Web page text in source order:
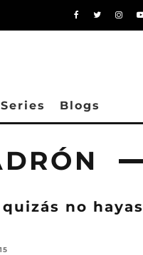
Series Blogs
no hayas